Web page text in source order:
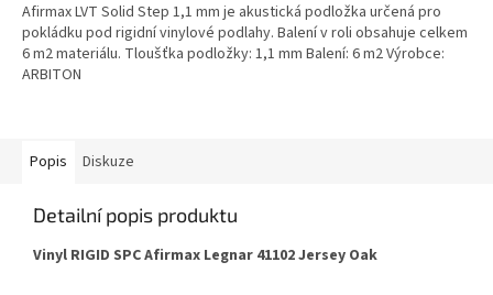
Afirmax LVT Solid Step 1,1 mm je akustická podložka určená pro
pokládku pod rigidní vinylové podlahy. Balení v roli obsahuje celkem
6 m2 materiálu. Tloušťka podložky: 1,1 mm Balení: 6 m2 Výrobce:
ARBITON
Popis Diskuze
Detailní popis produktu
Vinyl RIGID SPC Afirmax Legnar 41102 Jersey Oak